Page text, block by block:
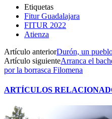
Etiquetas
Fitur Guadalajara
FITUR 2022
Atienza
Artículo anteriorDurón, un
Artículo siguienteArranca el
por la borrasca Filomena
ARTÍCULOS